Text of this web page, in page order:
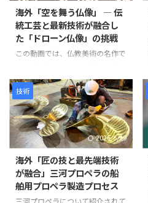
海外「空を舞う仏像」 ― 伝
統工芸と最新技術が融合し
た「ドローン仏像」の挑戦
この動画では、仏教美術の名作で
を現代のテクノロジーで再現す
る、革新的なプロジェクトが紹介
されています。 阿弥陀如来と25
体の菩薩が極楽浄土から人々を迎
えに来る情景を、空中を舞うドロ
ーン仏像によって表現するとい
う、伝統文化と最新技術を融合さ
せた試みです。 制作には、約
1,500年にわたり受け継がれてき
た仏像彫刻の技術と、3Dスキャ
ン・3Dプリントなどの現代技術
技術
2026/6/29
海外「匠の技と最先端技術
が融合」三河プロペラの船
舶用プロペラ製造プロセス
三河プロペラについて紹介されて